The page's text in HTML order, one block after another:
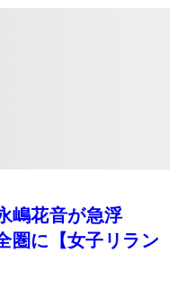
嶋花音が急浮
に【女子リラン